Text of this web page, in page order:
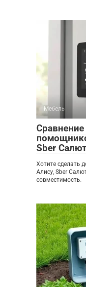
Мебель
Sber
Хотите сделать
Алису, Sber
совместимость.